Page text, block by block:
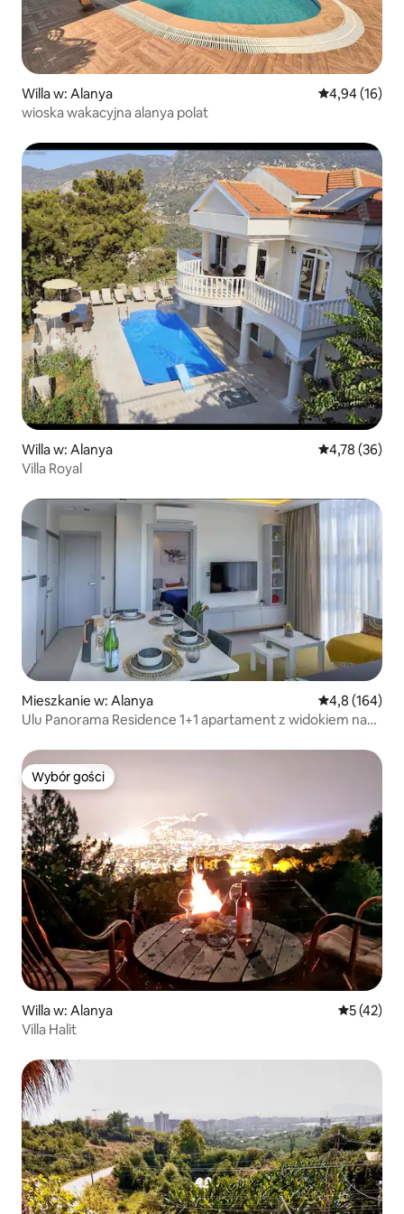
Willa w: Alanya Średnia
4,94 (16)
wioska wakacyjna alanya polat
Willa w: Alanya Średnia
4,78 (36)
Villa Royal
Mieszkanie w: Alanya Średnia
4,8 (164)
Ulu Panorama Residence 1+1 apartament z widokiem na
Wybór gości
Wybór gości
Willa w: Alanya Średnia
5 (42)
Villa Halit